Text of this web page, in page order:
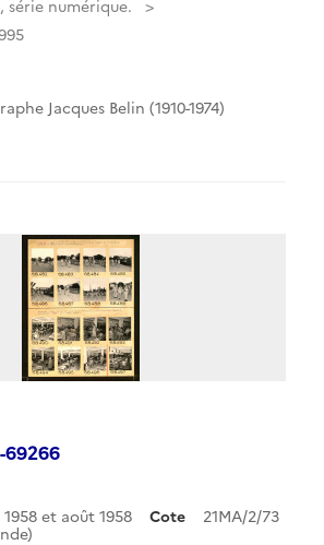
numérique.
Jacques Belin (1910-1974)
69266
et août 1958 Cote
21MA/2/73